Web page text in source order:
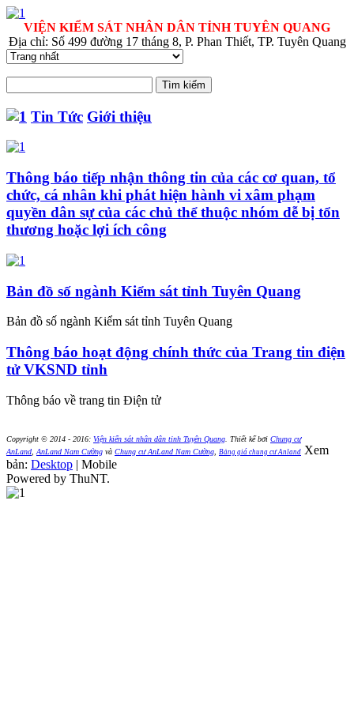
VIỆN KIỂM SÁT NHÂN DÂN TỈNH TUYÊN QUANG
Địa chỉ: Số 499 đường 17 tháng 8, P. Phan Thiết, TP. Tuyên Quang
Tin Tức Giới thiệu
Thông báo tiếp nhận thông tin của các cơ quan, tổ
chức, cá nhân khi phát hiện hành vi xâm phạm
quyền dân sự của các chủ thể thuộc nhóm dễ bị tổn
thương hoặc lợi ích công
Bản đồ số ngành Kiểm sát tỉnh Tuyên Quang
Bản đồ số ngành Kiểm sát tỉnh Tuyên Quang
Thông báo hoạt động chính thức của Trang tin điện
tử VKSND tỉnh
Thông báo về trang tin Điện tử
Copyright © 2014 - 2016: Viện kiển sát nhân dân tỉnh Tuyên Quang Thiết kế bởi Chung cư
AnLand AnLand Nam Cường và Chung cư AnLand Nam Cường Bảng giá chung cư Anland Xem
bản: Desktop | Mobile
Powered by ThuNT.